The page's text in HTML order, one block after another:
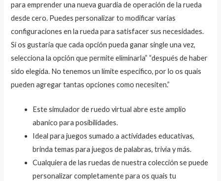
para emprender una nueva guardia de operación de la rueda
desde cero. Puedes personalizar to modificar varias
configuraciones en la rueda para satisfacer sus necesidades.
Si os gustaria que cada opción pueda ganar single una vez,
selecciona la opción que permite eliminarla” “después de haber
sido elegida. No tenemos un límite específico, por lo os quais
pueden agregar tantas opciones como necesiten.”
Este simulador de ruedo virtual abre este amplio
abanico para posibilidades.
Ideal para juegos sumado a actividades educativas,
brinda temas para juegos de palabras, trivia y más.
Cualquiera de las ruedas de nuestra colección se puede
personalizar completamente para os quais tu